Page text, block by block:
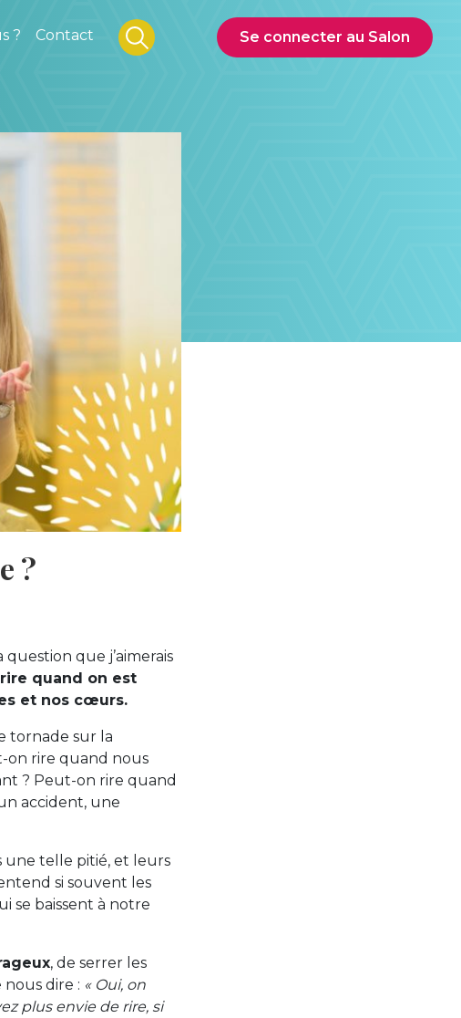
? Contact Se connecter au Salon
?
que j’aimerais
quand on est
et nos cœurs.
tornade sur la
on rire quand nous
? Peut-on rire quand
accident, une
une telle pitié, et leurs
si souvent les
se baissent à notre
, de serrer les
dire : « Oui, on
plus envie de rire, si